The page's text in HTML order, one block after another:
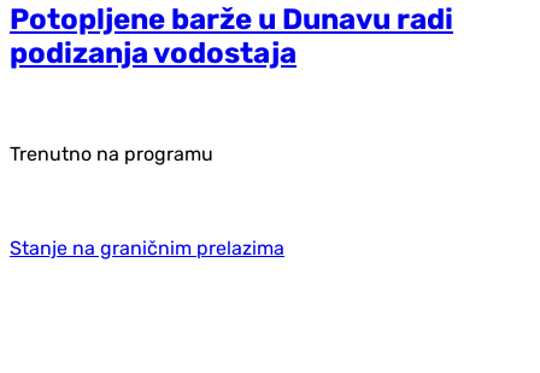
Potopljene barže u Dunavu radi
podizanja vodostaja
Trenutno na programu
Stanje na graničnim prelazima